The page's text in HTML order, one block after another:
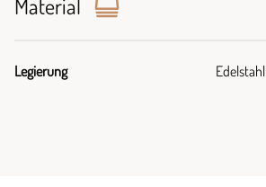
Material
Legierung Edelstahl